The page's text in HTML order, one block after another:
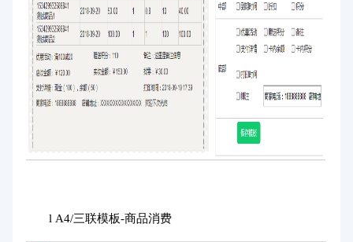
l A4/三联模板-商品消费